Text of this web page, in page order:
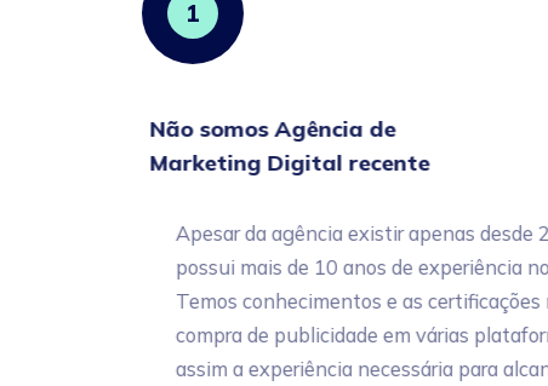
1
Não somos Agência de
Marketing Digital recente
Apesar da agência existir apenas desde
possui mais de 10 anos de experiência no
Temos conhecimentos e as certificações
compra de publicidade em várias
assim a experiência necessária para